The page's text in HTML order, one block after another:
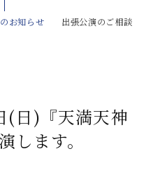
お知らせ 出張公演のご相談
(日)『天満天神
します。